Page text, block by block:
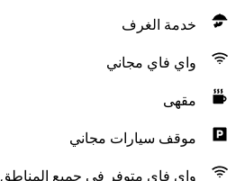
خدمة الغرف
واي فاي مجاني
مقهى
موقف سيارات مجاني
واي فاي متوفر في جميع المناطق